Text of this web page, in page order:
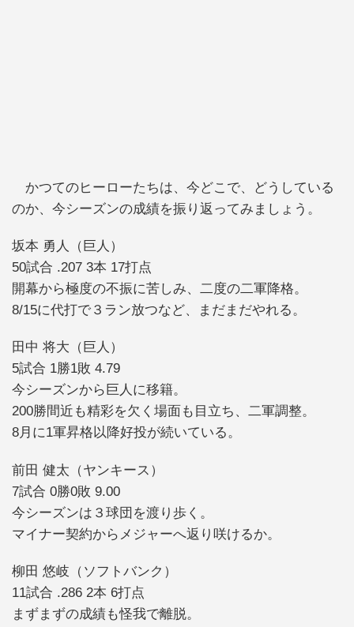
かつてのヒーローたちは、今どこで、どうしている
のか、今シーズンの成績を振り返ってみましょう。
坂本 勇人（巨人）
50試合 .207 3本 17打点
開幕から極度の不振に苦しみ、二度の二軍降格。
8/15に代打で３ラン放つなど、まだまだやれる。
田中 将大（巨人）
5試合 1勝1敗 4.79
今シーズンから巨人に移籍。
200勝間近も精彩を欠く場面も目立ち、二軍調整。
8月に1軍昇格以降好投が続いている。
前田 健太（ヤンキース）
7試合 0勝0敗 9.00
今シーズンは３球団を渡り歩く。
マイナー契約からメジャーへ返り咲けるか。
柳田 悠岐（ソフトバンク）
11試合 .286 2本 6打点
まずまずの成績も怪我で離脱。